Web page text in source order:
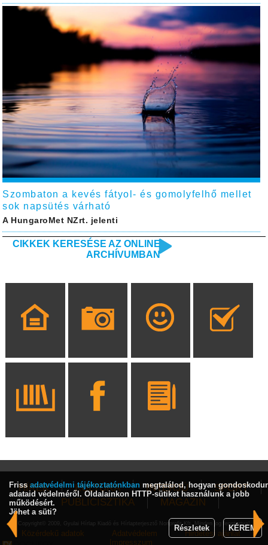
Szombaton a kevés fátyol- és gomolyfelhő mellet
sok napsütés várható
A HungaroMet NZrt. jelenti
CIKKEK KERESÉSE AZ ONLINE
ARCHÍVUMBAN
HÍREK KULTÚRA INTERJÚ
SPORT
PUBLICISZTIKA
MAGAZIN
Copyright© 2009, Gyulai Hírlap Kiadó és Hírlapterjesztő Nonprofit Kft. Minden jog fenntartva!
Közérdekű adatok Adatvédelem
Hirdetési ajánlat
Impresszum
Friss adatvédelmi tájékoztatónkban megtalálod, hogyan
adataid védelméről. Oldalainkon HTTP-sütiket használunk a jobb
működésért.
Jöhet a süti?
Részletek
KÉREM